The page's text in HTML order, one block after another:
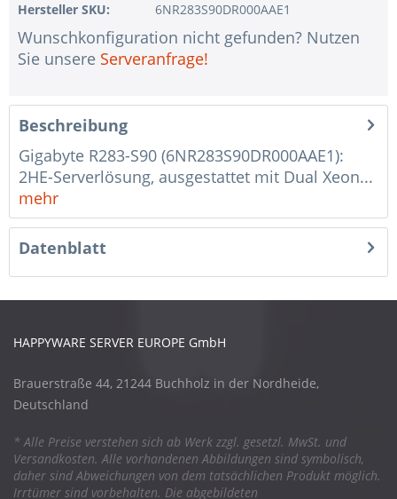
Hersteller SKU:
6NR283S90DR000AAE1
Wunschkonfiguration nicht gefunden? Nutzen
Sie unsere Serveranfrage!
Beschreibung
Gigabyte R283-S90 (6NR283S90DR000AAE1):
2HE-Serverlösung, ausgestattet mit Dual Xeon...
mehr
Datenblatt
HAPPYWARE SERVER EUROPE GmbH
Brauerstraße 44, 21244 Buchholz in der Nordheide,
Deutschland
* Alle Preise verstehen sich ab Werk zzgl. gesetzl. MwSt. und
Versandkosten. Alle vorhandenen Abbildungen sind symbolisch,
daher sind Abweichungen von dem tatsächlichen Produkt möglich.
Irrtümer sind vorbehalten. Die abgebildeten